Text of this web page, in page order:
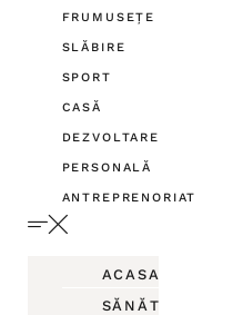
FRUMUSEȚE
SLĂBIRE
SPORT
CASĂ
DEZVOLTARE
PERSONALĂ
ANTREPRENORIAT
ACASA
SĂNĂTATE